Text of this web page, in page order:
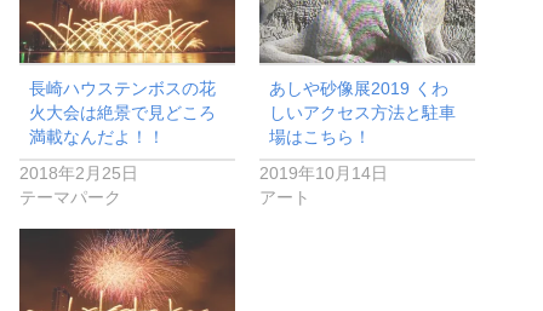
長崎ハウステンボスの花
火大会は絶景で見どころ
満載なんだよ！！
2018年2月25日
テーマパーク
あしや砂像展2019 くわ
しいアクセス方法と駐車
場はこちら！
2019年10月14日
アート